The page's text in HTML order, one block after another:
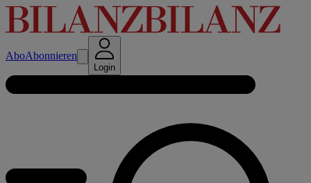
AboAbonnieren
Login